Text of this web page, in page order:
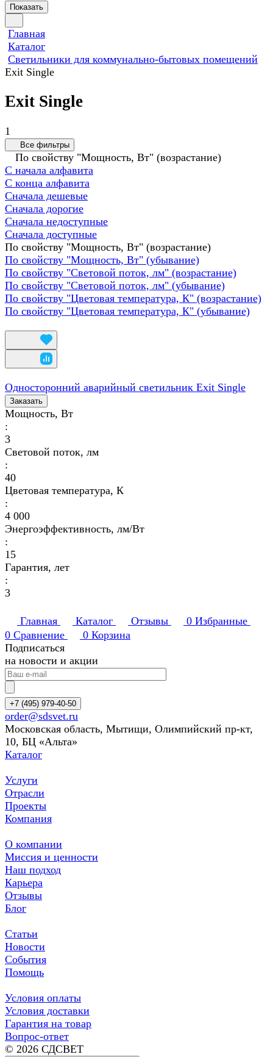
Показать
Главная
Каталог
Светильники для коммунально-бытовых помещений
Exit Single
Exit Single
1
Все фильтры
По свойству "Мощность, Вт" (возрастание)
С начала алфавита
С конца алфавита
Сначала дешевые
Сначала дорогие
Сначала недоступные
Сначала доступные
По свойству "Мощность, Вт" (возрастание)
По свойству "Мощность, Вт" (убывание)
По свойству "Световой поток, лм" (возрастание)
По свойству "Световой поток, лм" (убывание)
По свойству "Цветовая температура, К" (возрастание)
По свойству "Цветовая температура, К" (убывание)
Односторонний аварийный светильник Exit Single
Заказать
Мощность, Вт
:
3
Световой поток, лм
:
40
Цветовая температура, К
:
4 000
Энергоэффективность, лм/Вт
:
15
Гарантия, лет
:
3
Главная Каталог Отзывы 0 Избранные
0 Сравнение 0 Корзина
Подписаться
на новости и акции
+7 (495) 979-40-50
order@sdsvet.ru
Московская область, Мытищи, Олимпийский пр-кт,
10, БЦ «Альта»
Каталог
Услуги
Отрасли
Проекты
Компания
О компании
Миссия и ценности
Наш подход
Карьера
Отзывы
Блог
Статьи
Новости
События
Помощь
Условия оплаты
Условия доставки
Гарантия на товар
Вопрос-ответ
© 2026 СДСВЕТ